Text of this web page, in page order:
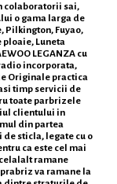
colaboratorii sai,
o gama larga de
Pilkington, Fuyao,
ploaie, Luneta
LEGANZA cu
incorporata,
Originale practica
timp servicii de
toate parbrizele
clientului in
din partea
sticla, legate cu o
ca este cel mai
celalalt ramane
va ramane la